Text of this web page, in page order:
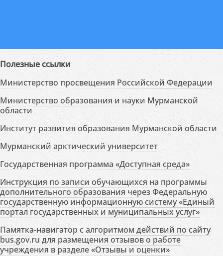
Полезные ссылки
Министерство просвещения Российской Федерации
Министерство образования и науки Мурманской
области
Институт развития образования Мурманской области
Мурманский арктический университет
Государственная программа «Доступная среда»
Инструкция по записи обучающихся на программы
дополнительного образования через Федеральную
государственную информационную систему «Единый
портал государственных и муниципальных услуг»
Памятка-навигатор с алгоритмом действий по сайту
bus.gov.ru для размещения отзывов о работе
учреждения в разделе «Отзывы и оценки»